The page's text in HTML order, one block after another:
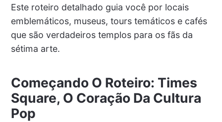
Este roteiro detalhado guia você por locais
emblemáticos, museus, tours temáticos e cafés
que são verdadeiros templos para os fãs da
sétima arte.
Começando O Roteiro: Times
Square, O Coração Da Cultura
Pop